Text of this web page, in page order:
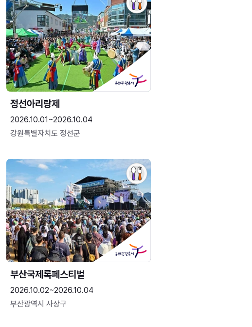
정선아리랑제
2026.10.01~2026.10.04
강원특별자치도 정선군
부산국제록페스티벌
2026.10.02~2026.10.04
부산광역시 사상구